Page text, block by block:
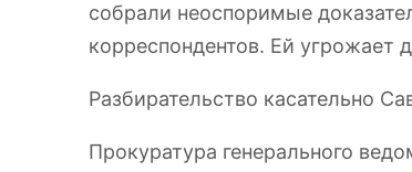
собрали неоспоримые
корреспондентов. Ей угрожает
Разбирательство касательно
Прокуратура генерального